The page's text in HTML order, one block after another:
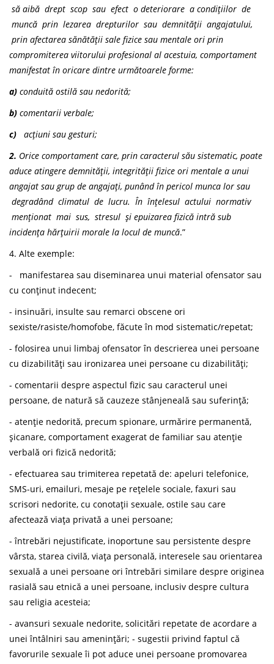
să aibă drept scop sau efect o deteriorare a condițiilor de
muncă prin lezarea drepturilor sau demnității angajatului,
prin afectarea sănătății sale fizice sau mentale ori prin
compromiterea viitorului profesional al acestuia, comportament
manifestat în oricare dintre următoarele forme:
a) conduită ostilă sau nedorită;
b) comentarii verbale;
c) acțiuni sau gesturi;
2. Orice comportament care, prin caracterul său sistematic, poate
aduce atingere demnității, integrității fizice ori mentale a unui
angajat sau grup de angajați, punând în pericol munca lor sau
degradând climatul de lucru. În înțelesul actului normativ
menționat mai sus, stresul și epuizarea fizică intră sub
incidența hărțuirii morale la locul de muncă.”
4. Alte exemple:
- manifestarea sau diseminarea unui material ofensator sau
cu conținut indecent;
- insinuări, insulte sau remarci obscene ori
sexiste/rasiste/homofobe, făcute în mod sistematic/repetat;
- folosirea unui limbaj ofensator în descrierea unei persoane
cu dizabilități sau ironizarea unei persoane cu dizabilități;
- comentarii despre aspectul fizic sau caracterul unei
persoane, de natură să cauzeze stânjeneală sau suferință;
- atenție nedorită, precum spionare, urmărire permanentă,
șicanare, comportament exagerat de familiar sau atenție
verbală ori fizică nedorită;
- efectuarea sau trimiterea repetată de: apeluri telefonice,
SMS-uri, emailuri, mesaje pe rețelele sociale, faxuri sau
scrisori nedorite, cu conotații sexuale, ostile sau care
afectează viața privată a unei persoane;
- întrebări nejustificate, inoportune sau persistente despre
vârsta, starea civilă, viața personală, interesele sau orientarea
sexuală a unei persoane ori întrebări similare despre originea
rasială sau etnică a unei persoane, inclusiv despre cultura
sau religia acesteia;
- avansuri sexuale nedorite, solicitări repetate de acordare a
unei întâlniri sau amenințări; - sugestii privind faptul că
favorurile sexuale îi pot aduce unei persoane promovarea